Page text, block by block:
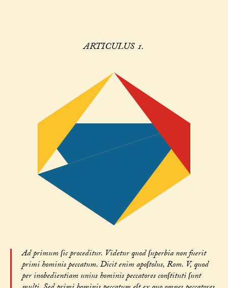
ARTICULUS 1.
Ad primum ſic proceditur. Videtur quod ſuperbia non fuerit
primi hominis peccatum. Dicit enim apoſtolus, Rom. V, quod
per inobedientiam unius hominis peccatores conſtituti ſunt